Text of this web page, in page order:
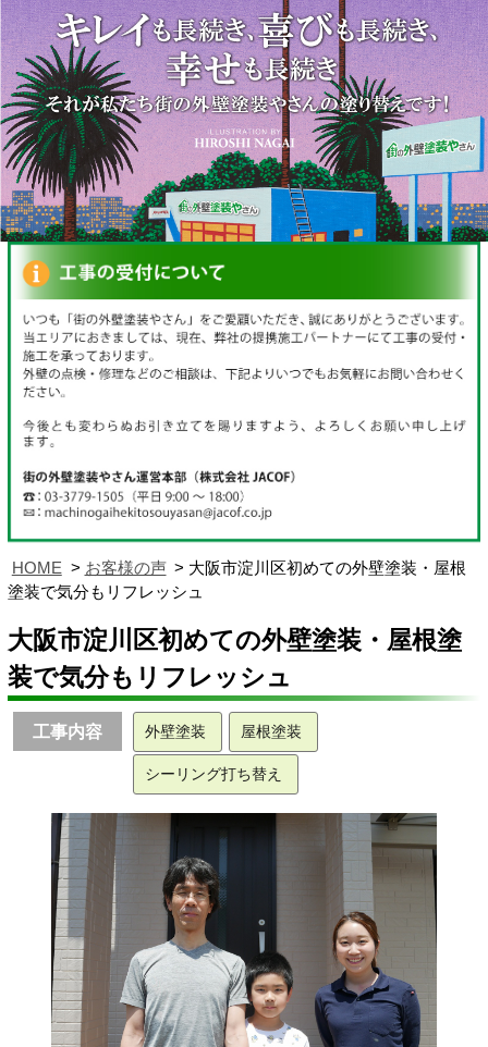
HOME お客様の声
大阪市淀川区初めての外壁塗装・屋根
塗装で気分もリフレッシュ
大阪市淀川区初めての外壁塗装・屋根塗
装で気分もリフレッシュ
工事内容 外壁塗装 屋根塗装
シーリング打ち替え